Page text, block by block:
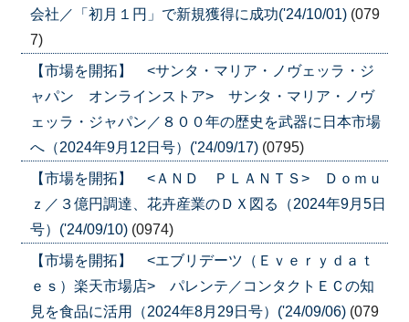
会社／「初月１円」で新規獲得に成功('24/10/01) (079
7)
【市場を開拓】 <サンタ・マリア・ノヴェッラ・ジ
ャパン オンラインストア> サンタ・マリア・ノヴ
ェッラ・ジャパン／８００年の歴史を武器に日本市場
へ（2024年9月12日号）('24/09/17) (0795)
【市場を開拓】 <ＡＮＤ ＰＬＡＮＴＳ> Ｄｏｍｕ
ｚ／３億円調達、花卉産業のＤＸ図る（2024年9月5日
号）('24/09/10) (0974)
【市場を開拓】 <エブリデーツ（Ｅｖｅｒｙｄａｔ
ｅｓ）楽天市場店> パレンテ／コンタクトＥＣの知
見を食品に活用（2024年8月29日号）('24/09/06) (079